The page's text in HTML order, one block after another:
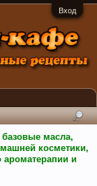
Вход
масла,
косметики,
и